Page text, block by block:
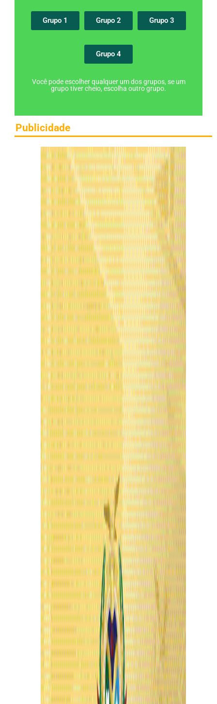
Grupo 1 Grupo 2 Grupo 3
Grupo 4
Você pode escolher qualquer um dos grupos, se um
grupo tiver cheio, escolha outro grupo.
Publicidade